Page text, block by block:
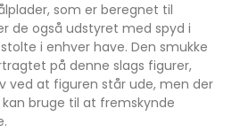
som er beregnet til
de også udstyret med spyd i
i enhver have. Den smukke
på denne slags figurer,
ved at figuren står ude, men der
bruge til at fremskynde